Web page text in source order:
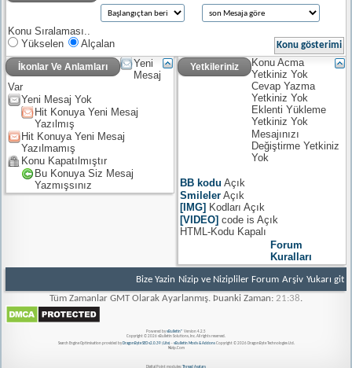
Konu Sıralaması..
Yükselen
Alçalan
İkonlar Ve Anlamları
Yeni
Mesaj
Var
Yeni Mesaj Yok
Hit Konuya Yeni Mesaj
Yazılmış
Hit Konuya Yeni Mesaj
Yazılmamış
Konu Kapatılmıştır
Bu Konuya Siz Mesaj
Yazmışsınız
Yetkileriniz
Konu Acma
YetkinizYok
Cevap Yazma
YetkinizYok
Eklenti Yükleme
YetkinizYok
Mesajınızı
Değiştirme Yetkiniz
Yok
BB kodu Açık
Smileler Açık
[IMG] KodlarıAçık
[VIDEO] code isAçık
HTML-Kodu Kapalı
Forum
Kuralları
Bize Yazin Nizip ve Nizipliler Forum Arşiv Yukarı git
Tüm Zamanlar GMT Olarak Ayarlanmış. Þuanki Zaman: 21:38.
Powered by vBulletin® Version 4.2.5
Copyright © 2026 vBulletin Solutions, Inc. All rights reserved.
Search Engine Optimisation provided by DragonByte SEO v2.0.39 (Lite)- vBulletin Mods & AddonsCopyright © 2026 DragonByte Technologies Ltd.
Nizip.Com
Digital Point modules: Thread Avatars